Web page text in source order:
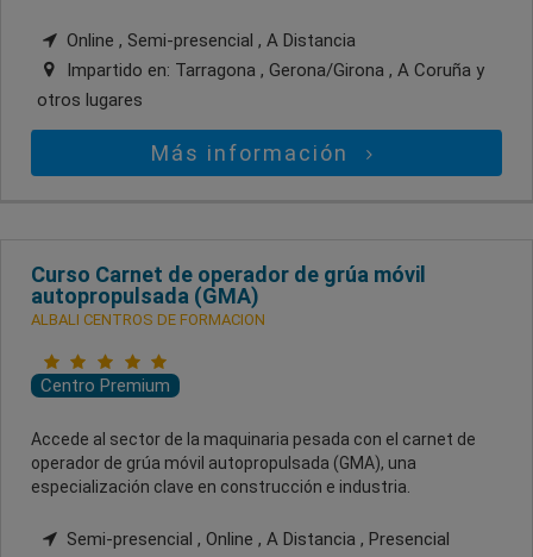
Online , Semi-presencial , A Distancia
Impartido en: Tarragona , Gerona/Girona , A Coruña y
otros lugares
Más información
Curso Carnet de operador de grúa móvil
autopropulsada (GMA)
ALBALI CENTROS DE FORMACION
Centro Premium
Accede al sector de la maquinaria pesada con el carnet de
operador de grúa móvil autopropulsada (GMA), una
especialización clave en construcción e industria.
Semi-presencial , Online , A Distancia , Presencial